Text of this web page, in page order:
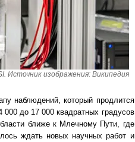
Источник изображения: Википедия
наблюдений, который продлится
до 17 000 квадратных градусов
ближе к Млечному Пути, где
ждать новых научных работ и